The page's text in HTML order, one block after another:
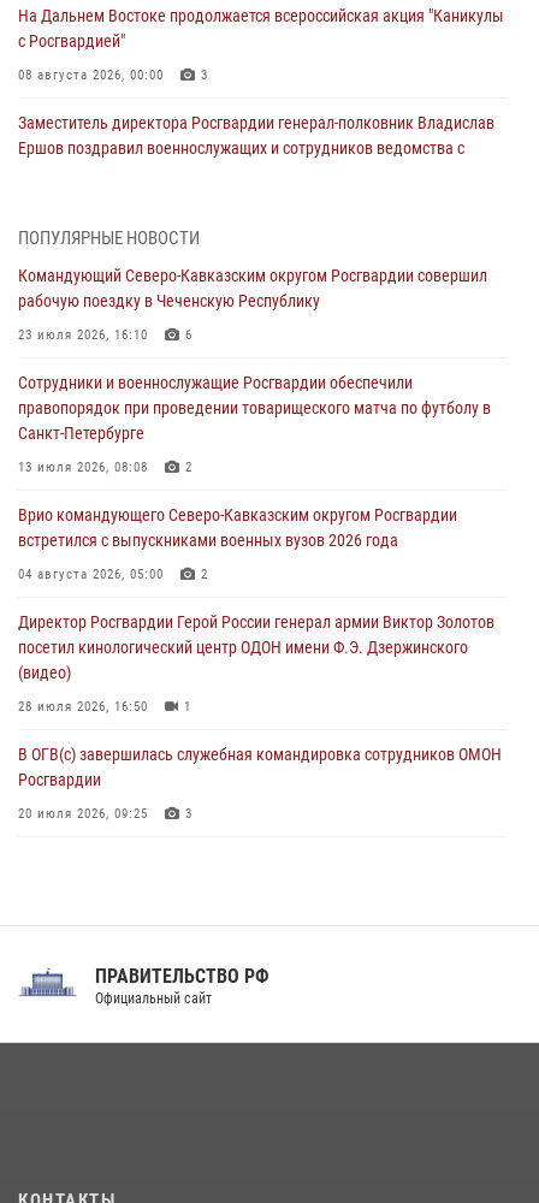
На Дальнем Востоке продолжается всероссийская акция "Каникулы
с Росгвардией"
08 августа 2026, 00:00 3
Заместитель директора Росгвардии генерал-полковник Владислав
Ершов поздравил военнослужащих и сотрудников ведомства с
операция войск правопорядка
07 августа 2026, 15:28
пресечена противоправная деятельность, связанная с пропагандой
терроризма (видео)
07 августа 2026, 13:30
нарушений миграционного законодательства
07 августа 2026, 12:54
07 августа 2026, 12:37
ПОПУЛЯРНЫЕ НОВОСТИ
Командующий Северо-Кавказским округом Росгвардии совершил
рабочую поездку в Чеченскую Республику
23 июля 2026, 16:10 6
Сотрудники и военнослужащие Росгвардии обеспечили
правопорядок при проведении товарищеского матча по футболу в
Санкт-Петербурге
13 июля 2026, 08:08 2
Врио командующего Северо-Кавказским округом Росгвардии
встретился с выпускниками военных вузов 2026 года
04 августа 2026, 05:00 2
Директор Росгвардии Герой России генерал армии Виктор Золотов
посетил кинологический центр ОДОН имени Ф.Э. Дзержинского
(видео)
28 июля 2026, 16:50 1
В ОГВ(с) завершилась служебная командировка сотрудников ОМОН
Росгвардии
20 июля 2026, 09:25 3
Праздник «Один день с Росгвардией» к 105-летию Центрального
ПРАВИТЕЛЬСТВО РФ
Официальный сайт